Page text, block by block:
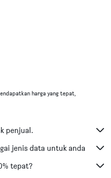
harga yang tepat,
penjual.
jenis data untuk anda
tepat?